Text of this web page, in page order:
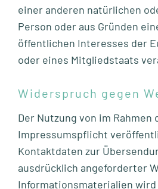
einer anderen natürlichen
Person oder aus Gründen
öffentlichen Interesses der
oder eines Mitgliedstaats
Widerspruch gegen
Der Nutzung von im Rahmen
Impressumspflicht
Kontaktdaten zur
ausdrücklich angeforderter
Informationsmaterialien